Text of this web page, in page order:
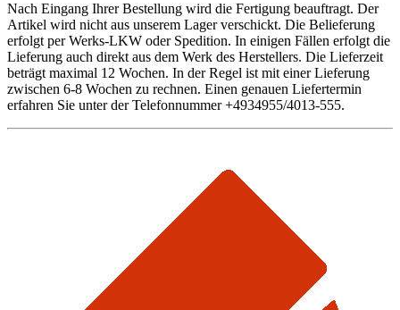
Nach Eingang Ihrer Bestellung wird die Fertigung beauftragt. Der
Artikel wird nicht aus unserem Lager verschickt. Die Belieferung
erfolgt per Werks-LKW oder Spedition. In einigen Fällen erfolgt die
Lieferung auch direkt aus dem Werk des Herstellers. Die Lieferzeit
beträgt maximal 12 Wochen. In der Regel ist mit einer Lieferung
zwischen 6-8 Wochen zu rechnen. Einen genauen Liefertermin
erfahren Sie unter der Telefonnummer +4934955/4013-555.